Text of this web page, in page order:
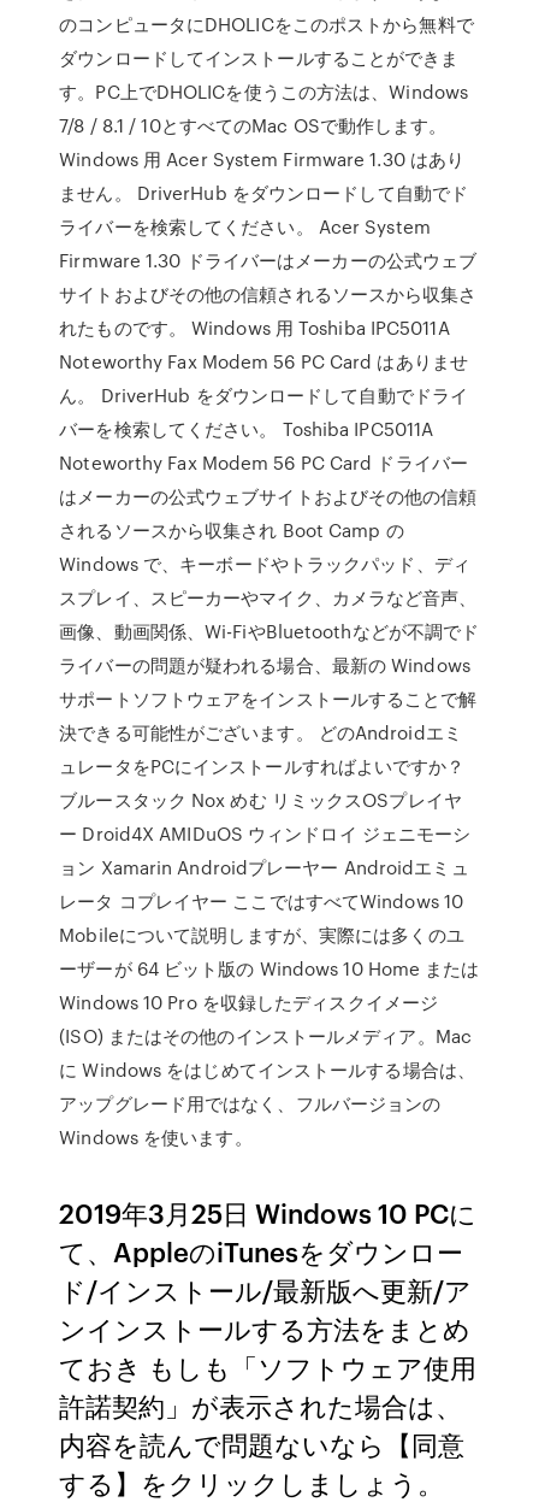
のコンピュータにDHOLICをこのポストから無料で
ダウンロードしてインストールすることができま
す。PC上でDHOLICを使うこの方法は、Windows
7/8 / 8.1 / 10とすべてのMac OSで動作します。
Windows 用 Acer System Firmware 1.30 はあり
ません。 DriverHub をダウンロードして自動でド
ライバーを検索してください。 Acer System
Firmware 1.30 ドライバーはメーカーの公式ウェブ
サイトおよびその他の信頼されるソースから収集さ
れたものです。 Windows 用 Toshiba IPC5011A
Noteworthy Fax Modem 56 PC Card はありませ
ん。 DriverHub をダウンロードして自動でドライ
バーを検索してください。 Toshiba IPC5011A
Noteworthy Fax Modem 56 PC Card ドライバー
はメーカーの公式ウェブサイトおよびその他の信頼
されるソースから収集され Boot Camp の
Windows で、キーボードやトラックパッド、ディ
スプレイ、スピーカーやマイク、カメラなど音声、
画像、動画関係、Wi-FiやBluetoothなどが不調でド
ライバーの問題が疑われる場合、最新の Windows
サポートソフトウェアをインストールすることで解
決できる可能性がございます。 どのAndroidエミ
ュレータをPCにインストールすればよいですか？
ブルースタック Nox めむ リミックスOSプレイヤ
ー Droid4X AMIDuOS ウィンドロイ ジェニモーシ
ョン Xamarin Androidプレーヤー Androidエミュ
レータ コプレイヤー ここではすべてWindows 10
Mobileについて説明しますが、実際には多くのユ
ーザーが 64 ビット版の Windows 10 Home または
Windows 10 Pro を収録したディスクイメージ
(ISO) またはその他のインストールメディア。Mac
に Windows をはじめてインストールする場合は、
アップグレード用ではなく、フルバージョンの
Windows を使います。
2019年3月25日 Windows 10 PCに
て、AppleのiTunesをダウンロー
ド/インストール/最新版へ更新/ア
ンインストールする方法をまとめ
ておき もしも「ソフトウェア使用
許諾契約」が表示された場合は、
内容を読んで問題ないなら【同意
する】をクリックしましょう。